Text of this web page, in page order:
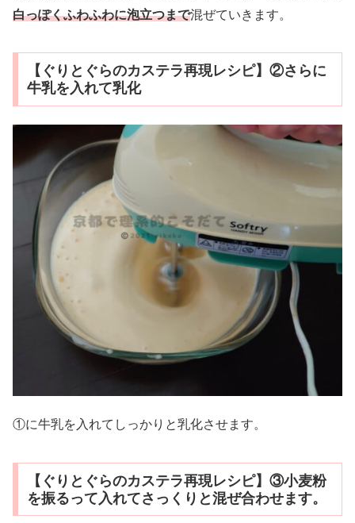
白っぽくふわふわに泡立つまで混ぜていきます。
【ぐりとぐらのカステラ再現レシピ】②さらに
牛乳を入れて乳化
①に牛乳を入れてしっかりと乳化させます。
【ぐりとぐらのカステラ再現レシピ】③小麦粉
を振るって入れてさっくりと混ぜ合わせます。